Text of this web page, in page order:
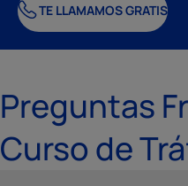
TE LLAMAMOS GRATIS
Preguntas
Curso de